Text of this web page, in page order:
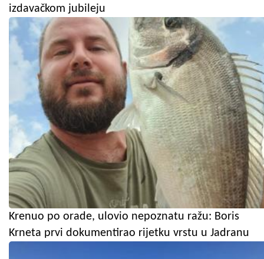
izdavačkom jubileju
Krenuo po orade, ulovio nepoznatu ražu: Boris
Krneta prvi dokumentirao rijetku vrstu u Jadranu